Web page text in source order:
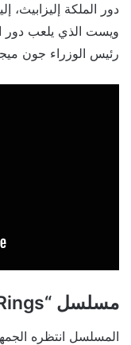
دور الملكة إليزابيث،
ويست الذي يلعب دور
رئيس الوزراء جون
مسلسل “The Lord of the Rings”
المسلسل انتظره